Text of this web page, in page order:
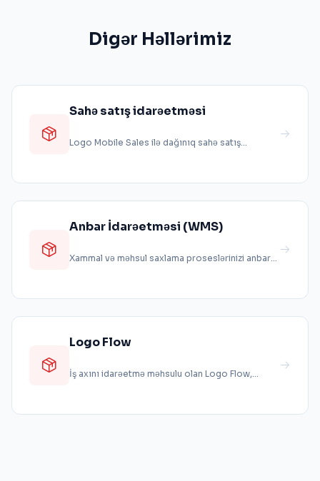
Digər Həllərimiz
Sahə satış idarəetməsi
Logo Mobile Sales ilə dağınıq sahə satış
Anbar İdarəetməsi (WMS)
Xammal və məhsul saxlama proseslərinizi anbar
Logo Flow
İş axını idarəetmə məhsulu olan Logo Flow,